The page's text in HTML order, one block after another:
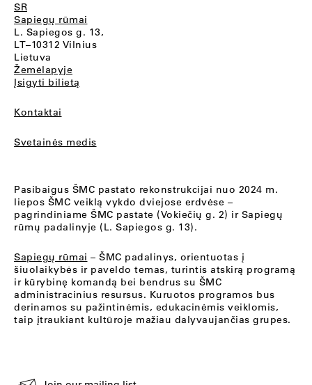
SR
Sapiegų rūmai
L. Sapiegos g. 13,
LT–10312 Vilnius
Lietuva
Žemėlapyje
Įsigyti bilietą
Kontaktai
Svetainės medis
Pasibaigus ŠMC pastato rekonstrukcijai nuo 2024 m.
liepos ŠMC veiklą vykdo dviejose erdvėse –
pagrindiniame ŠMC pastate (Vokiečių g. 2) ir Sapiegų
rūmų padalinyje (L. Sapiegos g. 13).
Sapiegų rūmai – ŠMC padalinys, orientuotas į
šiuolaikybės ir paveldo temas, turintis atskirą programą
ir kūrybinę komandą bei bendrus su ŠMC
administracinius resursus. Kuruotos programos bus
derinamos su pažintinėmis, edukacinėmis veiklomis,
taip įtraukiant kultūroje mažiau dalyvaujančias grupes.